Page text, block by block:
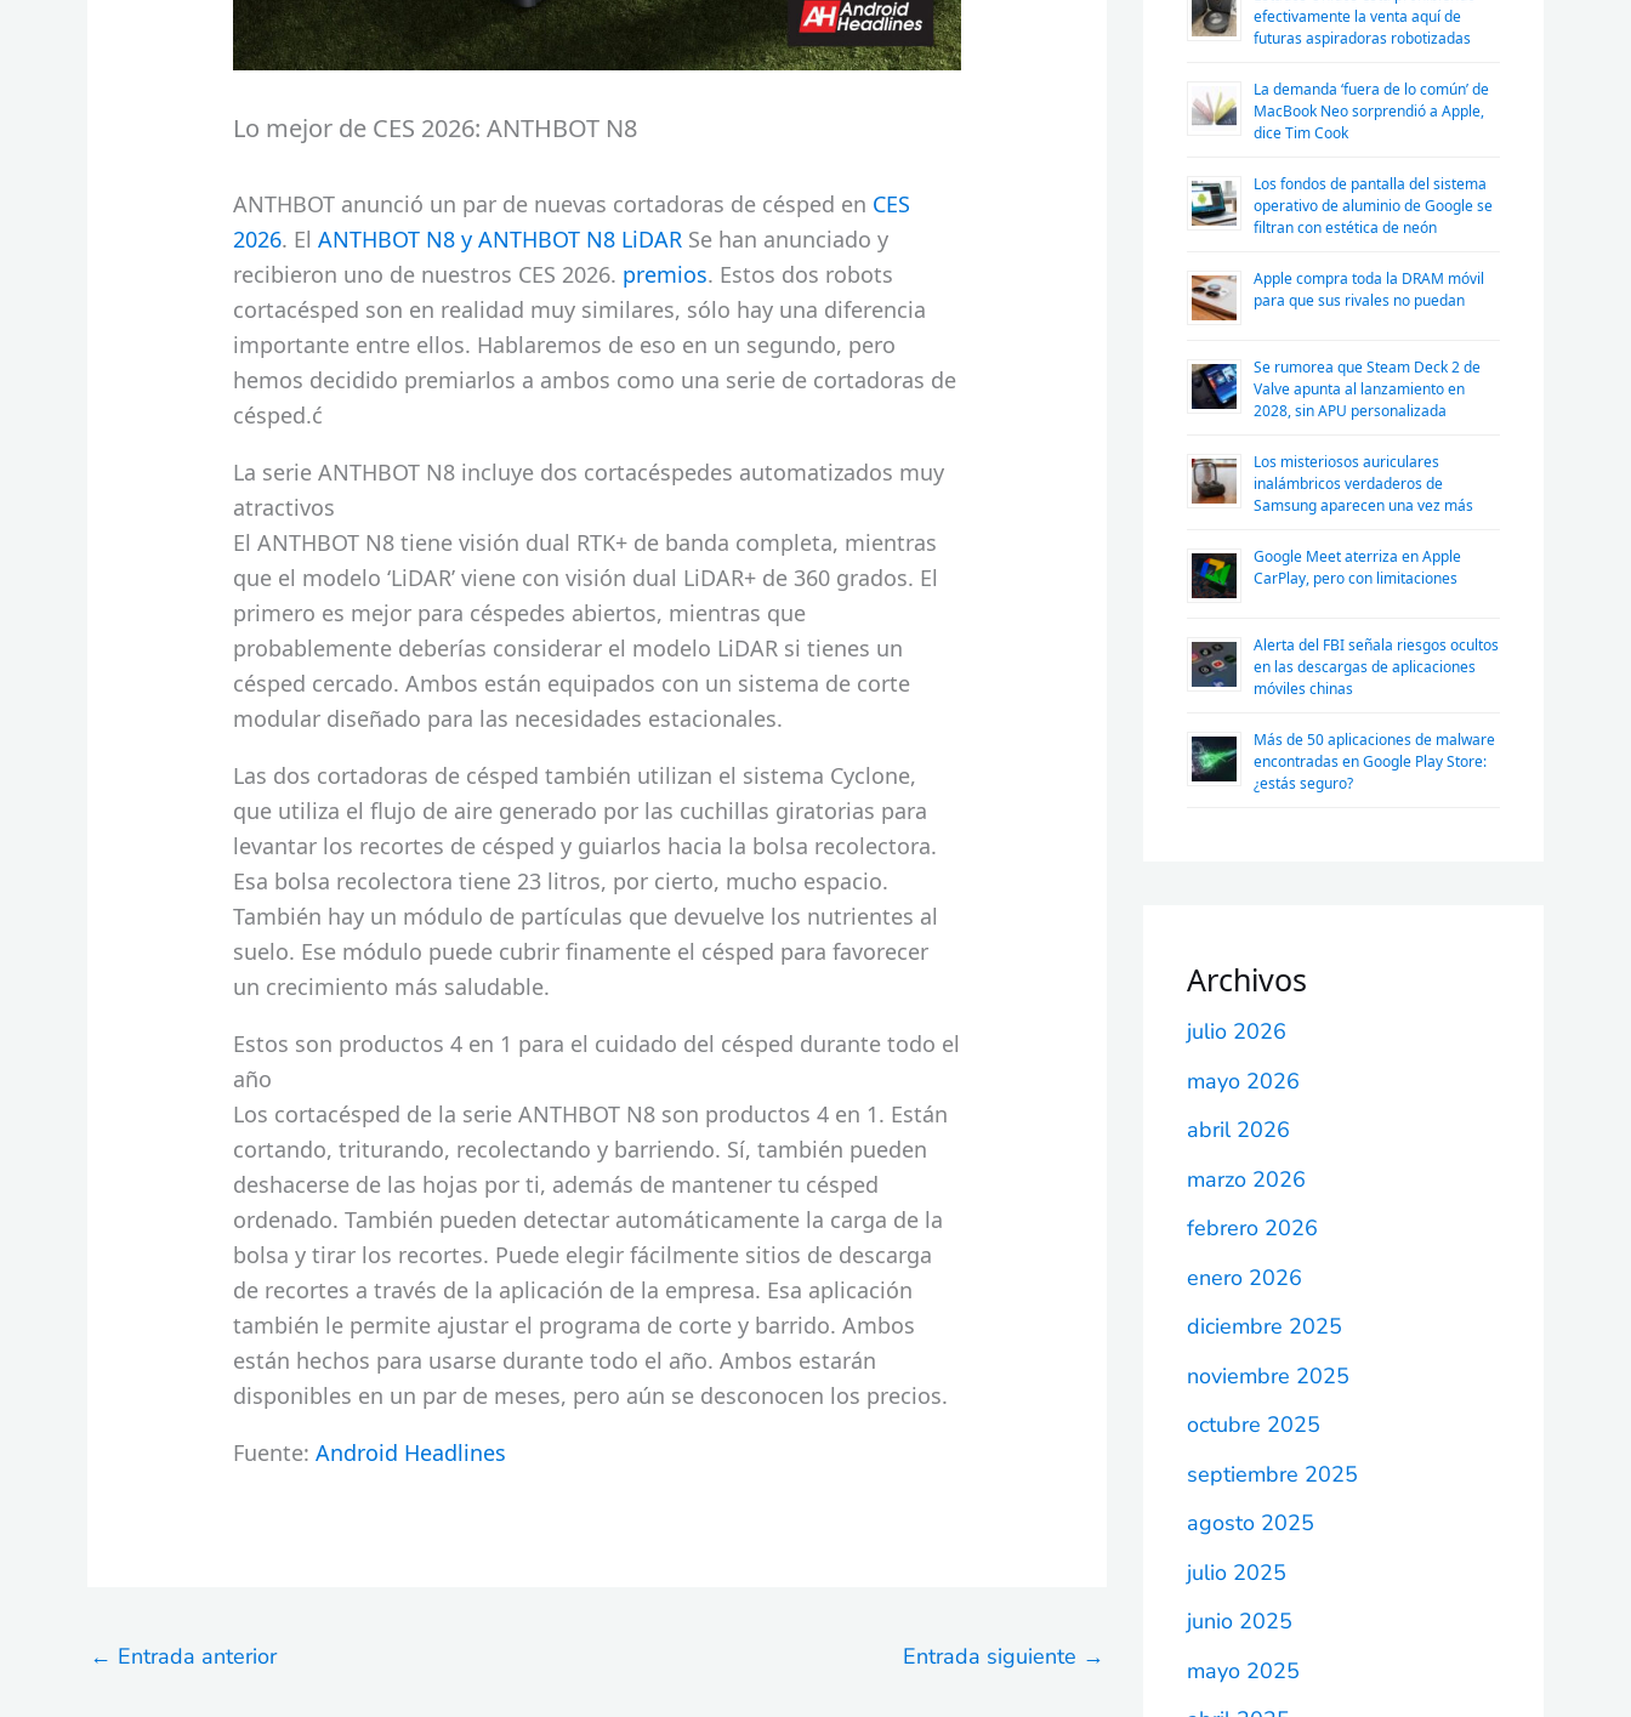
Lo mejor de CES 2026: ANTHBOT N8
ANTHBOT anunció un par de nuevas cortadoras de césped en CES
2026. ElANTHBOT N8 y ANTHBOT N8 LiDAR Se han anunciado y
recibieron uno de nuestros CES 2026. premios. Estos dos robots
cortacésped son en realidad muy similares, sólo hay una diferencia
importante entre ellos. Hablaremos de eso en un segundo, pero
hemos decidido premiarlos a ambos como una serie de cortadoras de
césped.ć
La serie ANTHBOT N8 incluye dos cortacéspedes automatizados muy
atractivos
El ANTHBOT N8 tiene visión dual RTK+ de banda completa, mientras
que el modelo ‘LiDAR’ viene con visión dual LiDAR+ de 360 ​​grados. El
primero es mejor para céspedes abiertos, mientras que
probablemente deberías considerar el modelo LiDAR si tienes un
césped cercado. Ambos están equipados con un sistema de corte
modular diseñado para las necesidades estacionales.
Las dos cortadoras de césped también utilizan el sistema Cyclone,
que utiliza el flujo de aire generado por las cuchillas giratorias para
levantar los recortes de césped y guiarlos hacia la bolsa recolectora.
Esa bolsa recolectora tiene 23 litros, por cierto, mucho espacio.
También hay un módulo de partículas que devuelve los nutrientes al
suelo. Ese módulo puede cubrir finamente el césped para favorecer
un crecimiento más saludable.
Estos son productos 4 en 1 para el cuidado del césped durante todo el
año
Los cortacésped de la serie ANTHBOT N8 son productos 4 en 1. Están
cortando, triturando, recolectando y barriendo. Sí, también pueden
deshacerse de las hojas por ti, además de mantener tu césped
ordenado. También pueden detectar automáticamente la carga de la
bolsa y tirar los recortes. Puede elegir fácilmente sitios de descarga
de recortes a través de la aplicación de la empresa. Esa aplicación
también le permite ajustar el programa de corte y barrido. Ambos
están hechos para usarse durante todo el año. Ambos estarán
disponibles en un par de meses, pero aún se desconocen los precios.
Fuente: Android Headlines
← Entrada anterior Entrada siguiente →
efectivamente la venta aquí de
futuras aspiradoras robotizadas
La demanda ‘fuera de lo común’ de
MacBook Neo sorprendió a Apple,
dice Tim Cook
Los fondos de pantalla del sistema
operativo de aluminio de Google se
filtran con estética de neón
Apple compra toda la DRAM móvil
para que sus rivales no puedan
Se rumorea que Steam Deck 2 de
Valve apunta al lanzamiento en
2028, sin APU personalizada
Los misteriosos auriculares
inalámbricos verdaderos de
Samsung aparecen una vez más
Google Meet aterriza en Apple
CarPlay, pero con limitaciones
Alerta del FBI señala riesgos ocultos
en las descargas de aplicaciones
móviles chinas
Más de 50 aplicaciones de malware
encontradas en Google Play Store:
¿estás seguro?
Archivos
julio 2026
mayo 2026
abril 2026
marzo 2026
febrero 2026
enero 2026
diciembre 2025
noviembre 2025
octubre 2025
septiembre 2025
agosto 2025
julio 2025
junio 2025
mayo 2025